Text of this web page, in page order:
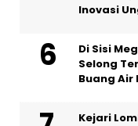
Inovasi
Di Sisi
Selong
Buang Air
Kejari